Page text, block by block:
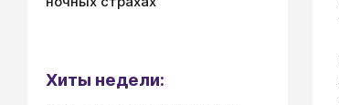
Хиты недели: